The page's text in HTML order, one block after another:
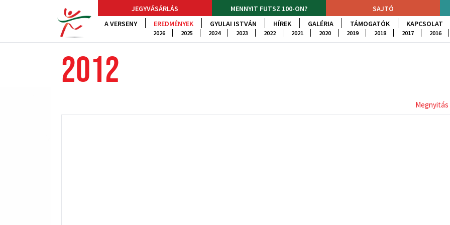
JEGYVÁSÁRLÁS MENNYIT FUTSZ 100-ON?
SAJTÓ
A VERSENY
EREDMÉNYEK
2026 2025 2024 2023 2022 2021 2020 2019 2018 2017 2016
GYULAI ISTVÁN HÍREK GALÉRIA TÁMOGATÓK KAPCSOLAT
2012